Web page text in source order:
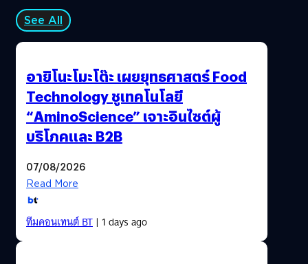
See All
อายิโนะโมะโต๊ะ เผยยุทธศาสตร์ Food
Technology ชูเทคโนโลยี
“AminoScience” เจาะอินไซต์ผู้
บริโภคและ B2B
07/08/2026
Read More
ทีมคอนเทนต์ BT| 1 days ago